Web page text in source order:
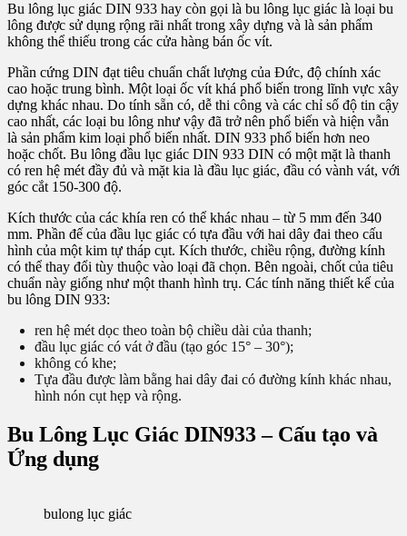
Bu lông lục giác DIN 933 hay còn gọi là bu lông lục giác là loại bu
lông được sử dụng rộng rãi nhất trong xây dựng và là sản phẩm
không thể thiếu trong các cửa hàng bán ốc vít.
Phần cứng DIN đạt tiêu chuẩn chất lượng của Đức, độ chính xác
cao hoặc trung bình. Một loại ốc vít khá phổ biến trong lĩnh vực xây
dựng khác nhau. Do tính sẵn có, dễ thi công và các chỉ số độ tin cậy
cao nhất, các loại bu lông như vậy đã trở nên phổ biến và hiện vẫn
là sản phẩm kim loại phổ biến nhất. DIN 933 phổ biến hơn neo
hoặc chốt. Bu lông đầu lục giác DIN 933 DIN có một mặt là thanh
có ren hệ mét đầy đủ và mặt kia là đầu lục giác, đầu có vành vát, với
góc cắt 150-300 độ.
Kích thước của các khía ren có thể khác nhau – từ 5 mm đến 340
mm. Phần đế của đầu lục giác có tựa đầu với hai dây đai theo cấu
hình của một kim tự tháp cụt. Kích thước, chiều rộng, đường kính
có thể thay đổi tùy thuộc vào loại đã chọn. Bên ngoài, chốt của tiêu
chuẩn này giống như một thanh hình trụ. Các tính năng thiết kế của
bu lông DIN 933:
ren hệ mét dọc theo toàn bộ chiều dài của thanh;
đầu lục giác có vát ở đầu (tạo góc 15° – 30°);
không có khe;
Tựa đầu được làm bằng hai dây đai có đường kính khác nhau,
hình nón cụt hẹp và rộng.
Bu Lông Lục Giác DIN933 – Cấu tạo và
Ứng dụng
bulong lục giác